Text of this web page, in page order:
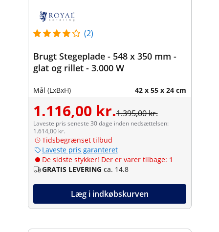
(2)
Brugt Stegeplade - 548 x 350 mm -
glat og rillet - 3.000 W
Mål (LxBxH) 42 x 55 x 24 cm
1.116,00 kr.1.395,00 kr.
Laveste pris seneste 30 dage inden nedsættelsen:
1.614,00 kr.
Tidsbegrænset tilbud
Laveste pris garanteret
De sidste stykker! Der er varer tilbage: 1
GRATIS LEVERING ca. 14.8
Læg i indkøbskurven